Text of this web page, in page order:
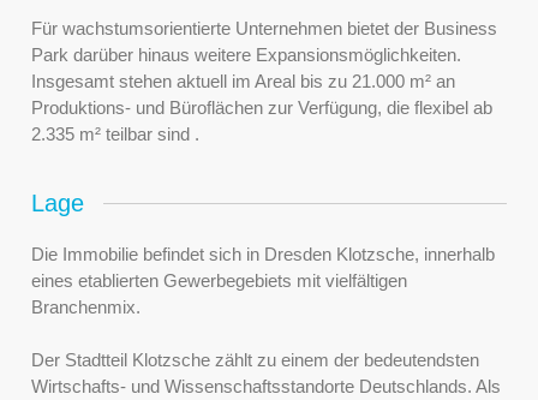
Für wachstumsorientierte Unternehmen bietet der Business
Park darüber hinaus weitere Expansionsmöglichkeiten.
Insgesamt stehen aktuell im Areal bis zu 21.000 m² an
Produktions- und Büroflächen zur Verfügung, die flexibel ab
2.335 m² teilbar sind .
Lage
Die Immobilie befindet sich in Dresden Klotzsche, innerhalb
eines etablierten Gewerbegebiets mit vielfältigen
Branchenmix.
Der Stadtteil Klotzsche zählt zu einem der bedeutendsten
Wirtschafts- und Wissenschaftsstandorte Deutschlands. Als